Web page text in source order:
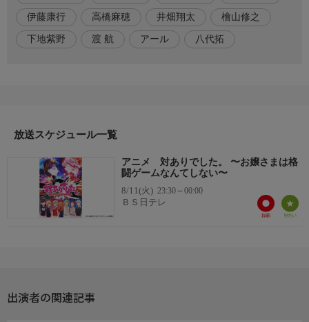
フランベルジュ:アール
制作
キャラクターデザイン:松本麻友子
美術監督:Scott MacDonald
色彩設計:林 由稀
収録協力:FAV gaming
アニメーション制作:ディオメディア
伊藤康行 高橋麻穂 井畑翔太 檜山修之
下地紫野 渡 航 アール 八代拓
放送スケジュール一覧
アニメ 対ありでした。 〜お嬢さまは格
闘ゲームなんてしない〜
8/11(火) 23:30～00:00
ＢＳ日テレ
出演者の関連記事